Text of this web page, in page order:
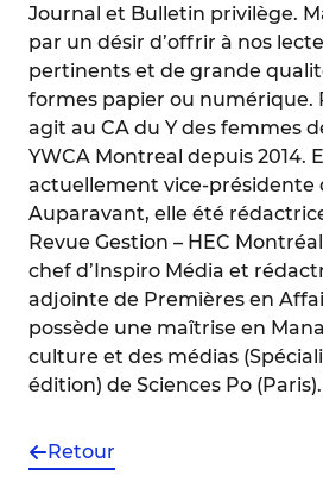
Journal et Bulletin privilège.
par un désir d’offrir à nos
pertinents et de grande
formes papier ou numérique.
agit au CA du Y des femmes
YWCA Montreal depuis 2014.
actuellement vice-présidente
Auparavant, elle été
Revue Gestion – HEC
chef d’Inspiro Média et
adjointe de Premières en
possède une maîtrise en
culture et des médias
édition) de Sciences Po (Paris).
Retour